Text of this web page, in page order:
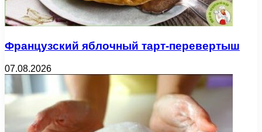
Французский яблочный тарт-перевертыш
07.08.2026